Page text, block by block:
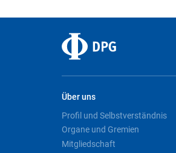
Über uns
Profil und Selbstverständnis
Organe und Gremien
Mitgliedschaft